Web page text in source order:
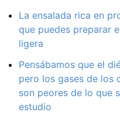
La ensalada rica en
que puedes preparar
ligera
Pensábamos que el
pero los gases de los
son peores de lo que
estudio